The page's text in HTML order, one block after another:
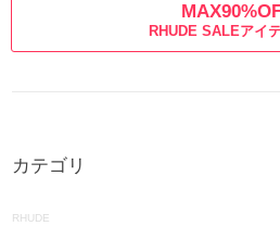
RHUDE SALEアイ
カテゴリ
RHUDE